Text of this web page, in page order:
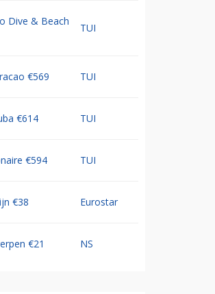
Dive & Beach
TUI
€569 TUI
€614 TUI
€594 TUI
€38 Eurostar
€21 NS